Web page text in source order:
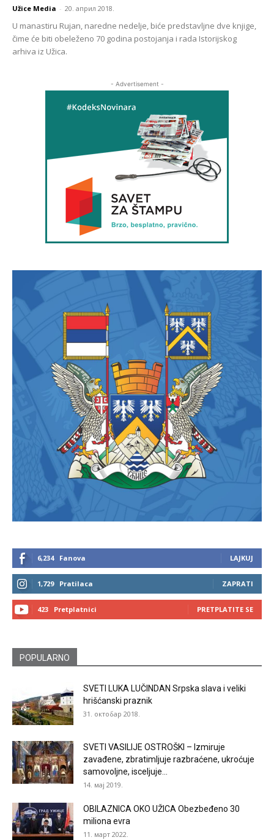
Užice Media - 20. април 2018.
U manastiru Rujan, naredne nedelje, biće predstavljne dve knjige,
čime će biti obeleženo 70 godina postojanja i rada Istorijskog
arhiva iz Užica.
- Advertisement -
6,234 Fanova LAJKUJ
1,729 Pratilaca ZAPRATI
423 Pretplatnici PRETPLATITE SE
POPULARNO
SVETI LUKA LUČINDAN Srpska slava i veliki
hrišćanski praznik
31. октобар 2018.
SVETI VASILIJE OSTROŠKI – Izmiruje
zavađene, zbratimljuje razbraćene, ukroćuje
samovoljne, isceljuje...
14. мај 2019.
OBILAZNICA OKO UŽICA Obezbeđeno 30
miliona evra
11. март 2022.